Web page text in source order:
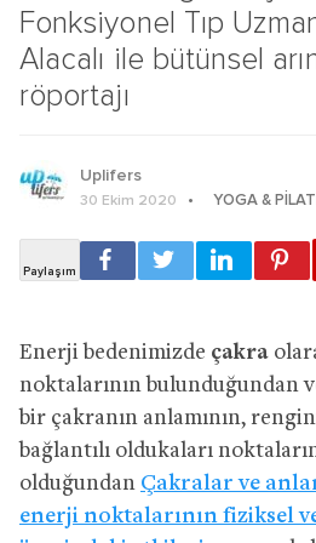
Fonksiyonel Tıp
Alacalı ile bütünsel
röportajı
Uplifers
30 Ekim 2020 YOGA &
Enerji bedenimizde çakra
noktalarının bulunduğundan
bir çakranın anlamının,
bağlantılı oldukaları
olduğundan Çakralar ve
enerji noktalarının fiziksel